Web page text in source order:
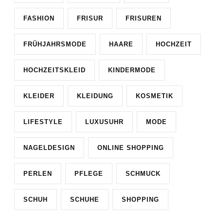
FASHION FRISUR FRISUREN
FRÜHJAHRSMODE HAARE HOCHZEIT
HOCHZEITSKLEID KINDERMODE
KLEIDER KLEIDUNG KOSMETIK
LIFESTYLE LUXUSUHR MODE
NAGELDESIGN ONLINE SHOPPING
PERLEN PFLEGE SCHMUCK
SCHUH SCHUHE SHOPPING